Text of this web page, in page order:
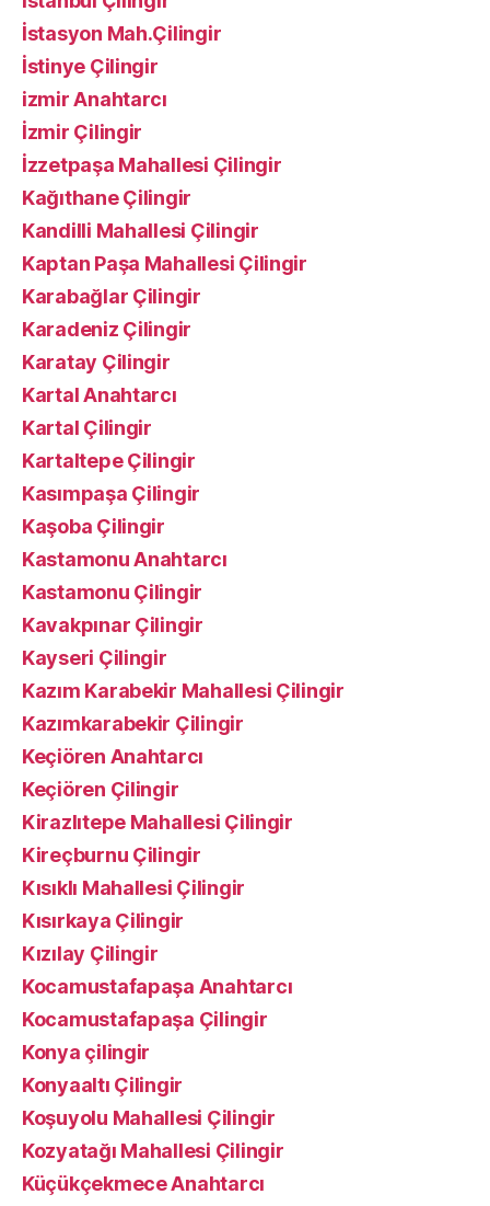
İstasyon Mah.Çilingir
İstinye Çilingir
izmir Anahtarcı
İzmir Çilingir
İzzetpaşa Mahallesi Çilingir
Kağıthane Çilingir
Kandilli Mahallesi Çilingir
Kaptan Paşa Mahallesi Çilingir
Karabağlar Çilingir
Karadeniz Çilingir
Karatay Çilingir
Kartal Anahtarcı
Kartal Çilingir
Kartaltepe Çilingir
Kasımpaşa Çilingir
Kaşoba Çilingir
Kastamonu Anahtarcı
Kastamonu Çilingir
Kavakpınar Çilingir
Kayseri Çilingir
Kazım Karabekir Mahallesi Çilingir
Kazımkarabekir Çilingir
Keçiören Anahtarcı
Keçiören Çilingir
Kirazlıtepe Mahallesi Çilingir
Kireçburnu Çilingir
Kısıklı Mahallesi Çilingir
Kısırkaya Çilingir
Kızılay Çilingir
Kocamustafapaşa Anahtarcı
Kocamustafapaşa Çilingir
Konya çilingir
Konyaaltı Çilingir
Koşuyolu Mahallesi Çilingir
Kozyatağı Mahallesi Çilingir
Küçükçekmece Anahtarcı